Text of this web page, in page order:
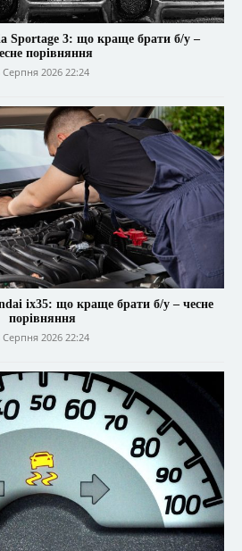
Sportage 3: що краще брати б/у –
порівняння
Серпня 2026 22:24
ix35: що краще брати б/у – чесне
порівняння
Серпня 2026 22:24